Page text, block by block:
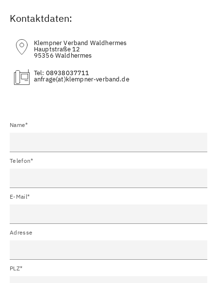
Kontaktdaten:
Klempner Verband Waldhermes
Hauptstraße 12
95356 Waldhermes
Tel: 08938037711
(at)
Name*
Telefon*
E-Mail*
Adresse
PLZ*